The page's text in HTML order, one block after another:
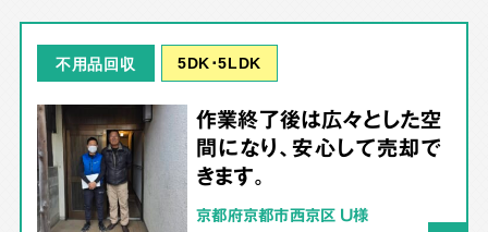
不用品回収 5DK･5LDK
作業終了後は広々とした空
間になり、安心して売却で
きます。
京都府京都市西京区 U様